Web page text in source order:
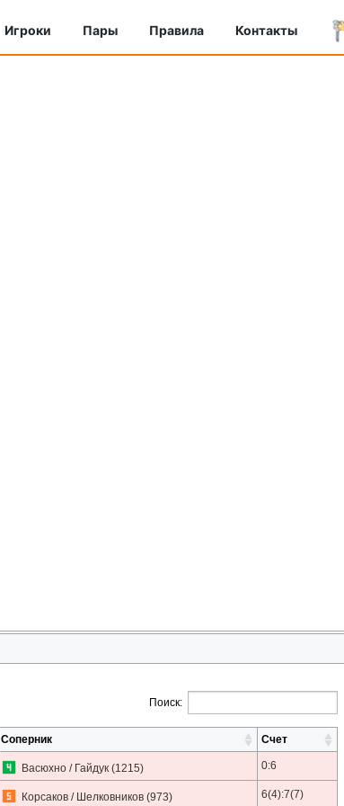
Игроки Пары Правила Контакты
Поиск:
Соперник Счет
Васюхно / Гайдук(1215) 0:6
Корсаков / Шелковников(973) 6(4):7(7)